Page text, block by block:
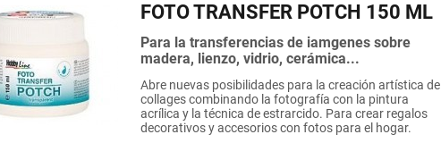
FOTO TRANSFER POTCH 150 ML
Para la transferencias de iamgenes sobre
madera, lienzo, vidrio, cerámica...
Abre nuevas posibilidades para la creación artística de
collages combinando la fotografía con la pintura
acrílica y la técnica de estrarcido. Para crear regalos
decorativos y accesorios con fotos para el hogar.